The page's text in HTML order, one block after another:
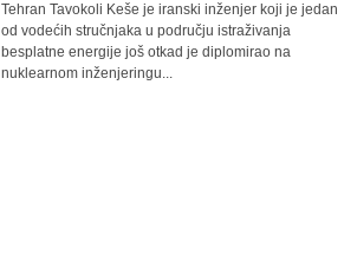
Tehran Tavokoli Keše je iranski inženjer koji je jedan
od vodećih stručnjaka u području istraživanja
besplatne energije još otkad je diplomirao na
nuklearnom inženjeringu...